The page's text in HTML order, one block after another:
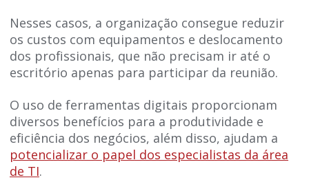
Nesses casos, a organização consegue reduzir
os custos com equipamentos e deslocamento
dos profissionais, que não precisam ir até o
escritório apenas para participar da reunião.
O uso de ferramentas digitais proporcionam
diversos benefícios para a produtividade e
eficiência dos negócios, além disso, ajudam a
potencializar o papel dos especialistas da área
de TI.